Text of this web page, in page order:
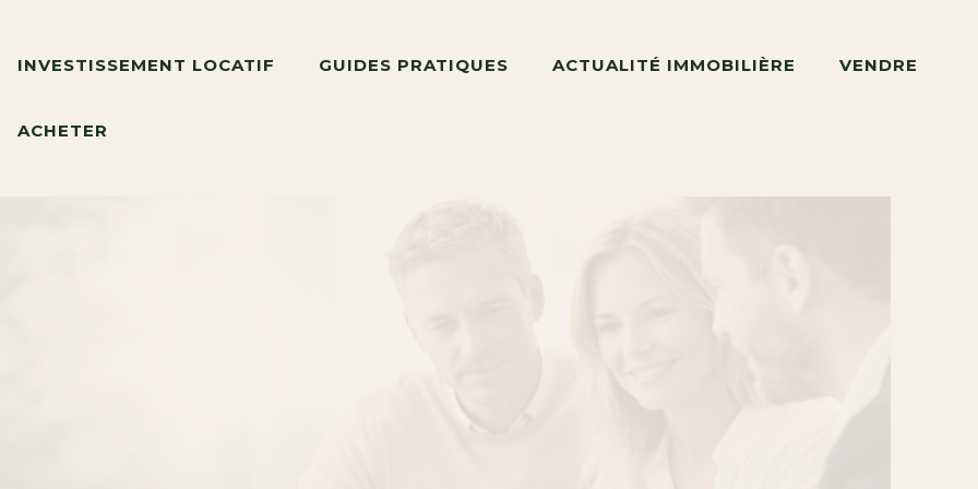
INVESTISSEMENT LOCATIF GUIDES PRATIQUES ACTUALITÉ IMMOBILIÈRE VENDRE
ACHETER